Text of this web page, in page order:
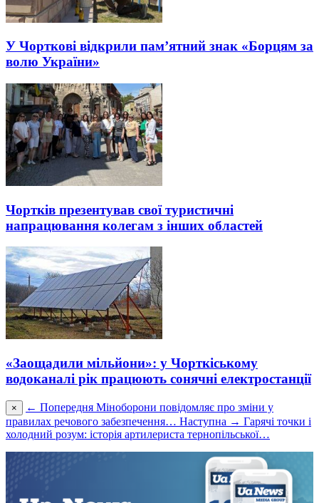
У Чорткові відкрили пам’ятний знак «Борцям за
волю України»
Чортків презентував свої туристичні
напрацювання колегам з інших областей
«Заощадили мільйони»: у Чорткіському
водоканалі рік працюють сонячні електростанції
× ← Попередня Міноборони повідомляє про зміни у
правилах речового забезпечення… Наступна → Гарячі точки і
холодний розум: історія артилериста тернопільської…